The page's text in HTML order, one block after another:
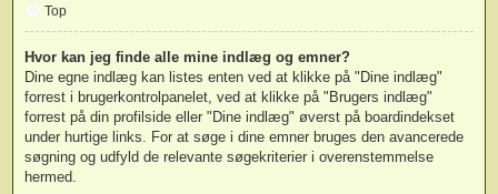
Top
Hvor kan jeg finde alle mine indlæg og emner?
Dine egne indlæg kan listes enten ved at klikke på "Dine indlæg"
forrest i brugerkontrolpanelet, ved at klikke på "Brugers indlæg"
forrest på din profilside eller "Dine indlæg" øverst på boardindekset
under hurtige links. For at søge i dine emner bruges den avancerede
søgning og udfyld de relevante søgekriterier i overenstemmelse
hermed.